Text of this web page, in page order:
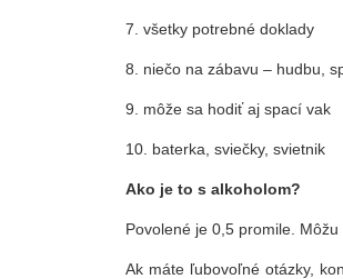
7. všetky potrebné doklady
8. niečo na zábavu – hudbu,
9. môže sa hodiť aj spací vak
10. baterka, sviečky, svietnik
Ako je to s alkoholom?
Povolené je 0,5 promile.
Ak máte ľubovoľné otázky,